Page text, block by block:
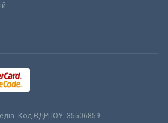
Код ЄДРПОУ: 35506859